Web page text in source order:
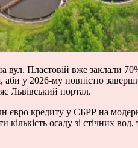
Пластовій вже заклали
у 2026-му повністю
Львівський портал.
євро кредиту у ЄБРР на
осаду зі стічних